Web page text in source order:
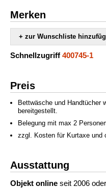
Merken
+ zur Wunschliste
Schnellzugriff 400745-1
Preis
Bettwäsche und Handtücher
bereitgestellt.
Belegung mit max 2
zzgl. Kosten für Kurtaxe und
Ausstattung
Objekt online seit 2006